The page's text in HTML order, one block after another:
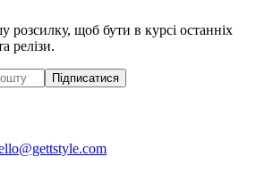
розсилку, щоб бути в курсі останніх
релізи.
Підписатися